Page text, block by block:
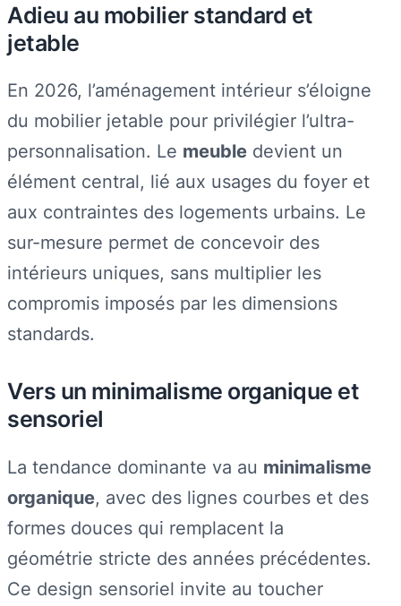
Adieu au mobilier standard et
jetable
En 2026, l’aménagement intérieur s’éloigne
du mobilier jetable pour privilégier l’ultra-
personnalisation. Le meuble devient un
élément central, lié aux usages du foyer et
aux contraintes des logements urbains. Le
sur-mesure permet de concevoir des
intérieurs uniques, sans multiplier les
compromis imposés par les dimensions
standards.
Vers un minimalisme organique et
sensoriel
La tendance dominante va au minimalisme
organique, avec des lignes courbes et des
formes douces qui remplacent la
géométrie stricte des années précédentes.
Ce design sensoriel invite au toucher